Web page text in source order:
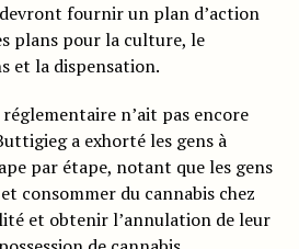
fournir un plan d’action
plans pour la culture, le
et la dispensation.
n’ait pas encore
a exhorté les gens à
par étape, notant que les gens
consommer du cannabis chez
et obtenir l’annulation de leur